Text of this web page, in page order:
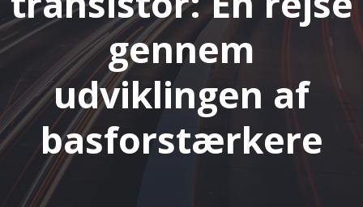
gennem
udviklingen af
basforstærkere